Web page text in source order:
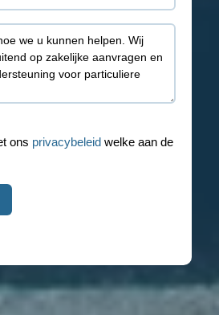
ons privacybeleid welke aan de